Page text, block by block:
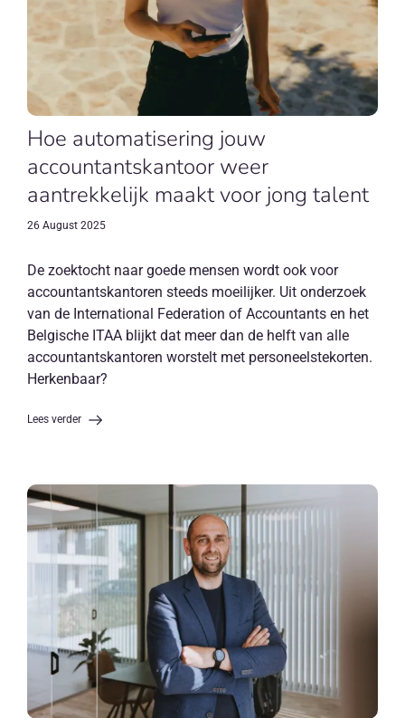
Hoe automatisering jouw
accountantskantoor weer
aantrekkelijk maakt voor jong talent
26 August 2025
De zoektocht naar goede mensen wordt ook voor
accountantskantoren steeds moeilijker. Uit onderzoek
van de International Federation of Accountants en het
Belgische ITAA blijkt dat meer dan de helft van alle
accountantskantoren worstelt met personeelstekorten.
Herkenbaar?
Lees verder